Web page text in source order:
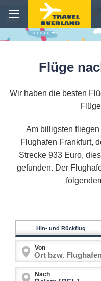
Flüge
Wir haben die besten
Am billigsten
Flughafen Frankfurt,
Strecke 933 Euro,
gefunden. Der
Hin- und Rückflug
Von
Nach